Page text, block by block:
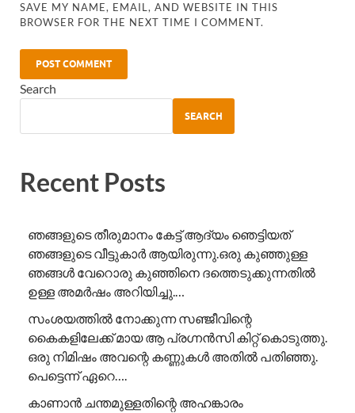
SAVE MY NAME, EMAIL, AND WEBSITE IN THIS
BROWSER FOR THE NEXT TIME I COMMENT.
Search
SEARCH
Recent Posts
ഞങ്ങളുടെ തീരുമാനം കേട്ട് ആദ്യം ഞെട്ടിയത്
ഞങ്ങളുടെ വീട്ടുകാർ ആയിരുന്നു.ഒരു കുഞ്ഞുള്ള
ഞങ്ങൾ വേറൊരു കുഞ്ഞിനെ ദത്തെടുക്കുന്നതിൽ
ഉള്ള അമർഷം അറിയിച്ചു.…
സംശയത്തിൽ നോക്കുന്ന സഞ്ജീവിന്റെ
കൈകളിലേക്ക് മായ ആ പ്രഗ്നൻസി കിറ്റ് കൊടുത്തു.
ഒരു നിമിഷം അവന്റെ കണ്ണുകൾ അതിൽ പതിഞ്ഞു.
പെട്ടെന്ന് ഏറെ….
കാണാൻ ചന്തമുള്ളതിന്റെ അഹങ്കാരം